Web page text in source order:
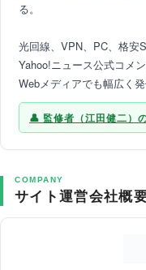
る。
光回線、VPN、PC、格安
Yahoo!ニュース公式コメ
Webメディアでも幅広く発
監修者（江田健二）
COMPANY
サイト運営会社概